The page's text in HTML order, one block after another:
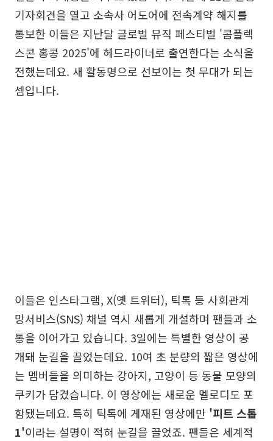
기자회견을 열고 소속사 어도어에 전속계약 해지를
통보한 이들은 지난달 글로벌 뮤직 페스티벌 '콤플렉
스콘 홍콩 2025'에 헤드라이너로 출연한다는 소식을
전했는데요. 새 활동명으로 선보이는 첫 무대가 되는
셈입니다.
이들은 인스타그램, X(옛 트위터), 틱톡 등 사회관계
망서비스(SNS) 채널 역시 새롭게 개설하며 팬들과 소
통을 이어가고 있습니다. 3일에는 특별한 영상이 공
개돼 눈길을 끌었는데요. 10여 초 분량의 짧은 영상에
는 멤버들을 의미하는 강아지, 고양이 등 동물 모양의
쿠키가 담겼습니다. 이 영상에는 새로운 멜로디도 포
함됐는데요. 특히 틱톡에 게재된 영상에만 '피트 스톱
1'이라는 설명이 적혀 눈길을 끌었죠. 팬들은 세계적